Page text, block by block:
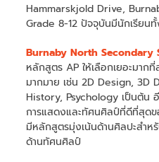
Hammarskjold Drive,
Grade 8-12 ปัจจุบันมีนักเรียน
Burnaby North Secondary
หลักสูตร AP ให้เลือกเยอะมาก
มากมาย เช่น 2D Design, 3D
History, Psychology เป็นต้น
การแสดงและทัศนศิลป์ที่ดีที่สุด
มีหลักสูตรมุ่งเน้นด้านศิลปะสำห
ด้านทัศนศิลป์